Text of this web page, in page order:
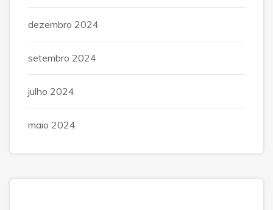
dezembro 2024
setembro 2024
julho 2024
maio 2024